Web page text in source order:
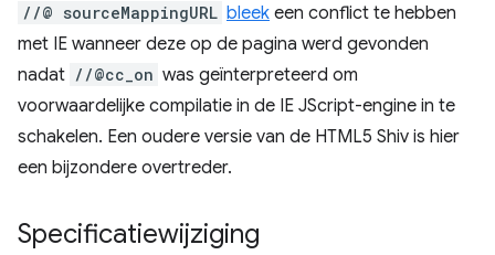
//@ sourceMappingURL bleek een conflict te hebben
met IE wanneer deze op de pagina werd gevonden
nadat //@cc_on was geïnterpreteerd om
voorwaardelijke compilatie in de IE JScript-engine in te
schakelen. Een oudere versie van de HTML5 Shiv is hier
een bijzondere overtreder.
Specificatiewijziging